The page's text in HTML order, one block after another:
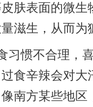
肤表面的微
滋生，从而为
惯不合理，喜
食辛辣会对
南方某些地